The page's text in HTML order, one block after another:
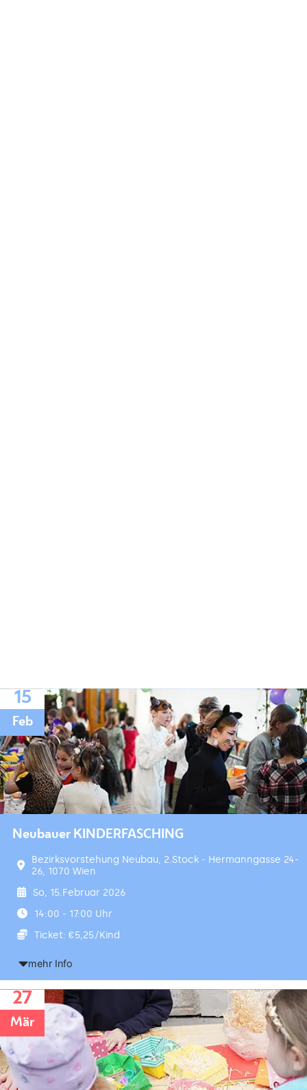
15
Feb
Neubauer KINDERFASCHING
Bezirksvorstehung Neubau, 2.Stock - Hermanngasse 24-
26, 1070 Wien
So, 15.Februar 2026
14:00 - 17:00 Uhr
Ticket: €5,25/Kind
mehr Info
27
Mär